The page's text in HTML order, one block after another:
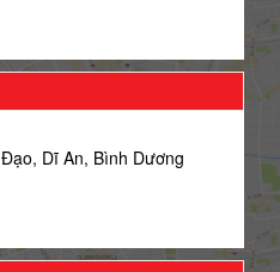
Dĩ An, Bình Dương